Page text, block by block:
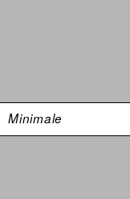
Minimale